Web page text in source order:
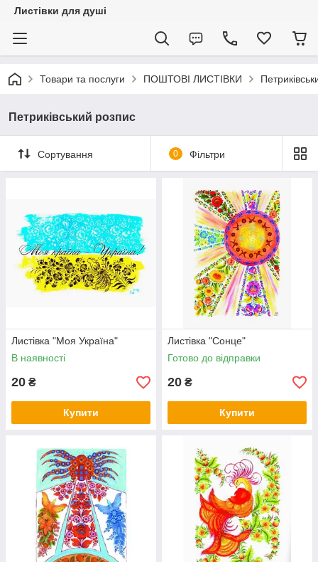
Листівки для душі
Товари та послуги ПОШТОВІ ЛИСТІВКИ
Петриківський розпис
Сортування 0 Фільтри
Листівка "Моя Україна"
В наявності
20 ₴
Купити
Листівка "Сонце"
Готово до відправки
20 ₴
Купити